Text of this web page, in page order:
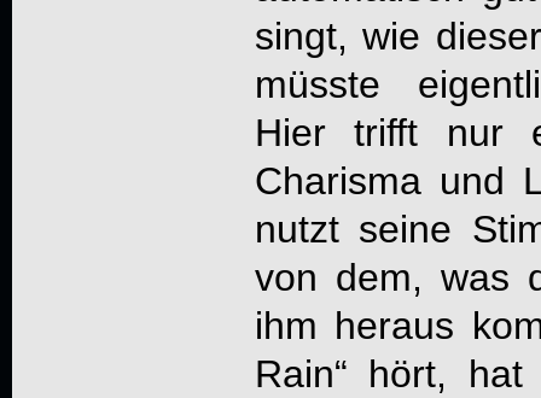
singt, wie
müsste
Hier trifft nur
Charisma und
nutzt seine
von dem, was
ihm heraus
Rain“ hört,